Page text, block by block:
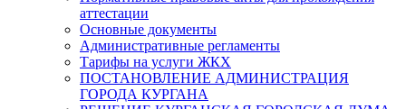
аттестации
Основные документы
Административные регламенты
Тарифы на услуги ЖКХ
ПОСТАНОВЛЕНИЕ АДМИНИСТРАЦИЯ
ГОРОДА КУРГАНА